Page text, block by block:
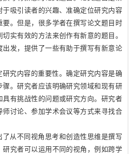
吸引读者的兴趣、准确定位研究内容
。但是，很多学者在撰写论文题目时
实有效的方法来创作有新意的题目。
发，提供了一些有助于撰写有新意论
究内容的重要性。确定研究内容是确
。研究者应该明确研究领域和现有研
有挑战性的问题或研究方向。研究者
讨论、参加学术会议等方式来寻找合
从不同视角思考和创造性思维是撰写
究者可以运用不同的视角，例如跨学